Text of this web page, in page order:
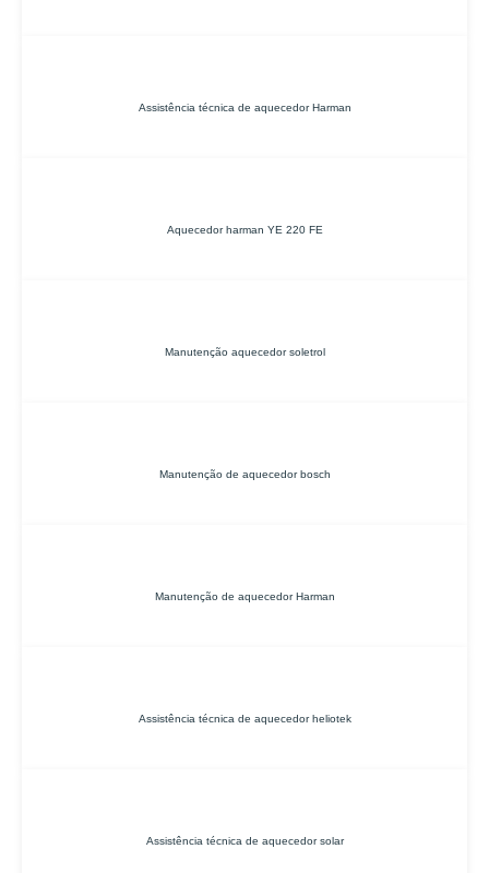
Assistência técnica de aquecedor Harman
Aquecedor harman YE 220 FE
Manutenção aquecedor soletrol
Manutenção de aquecedor bosch
Manutenção de aquecedor Harman
Assistência técnica de aquecedor heliotek
Assistência técnica de aquecedor solar